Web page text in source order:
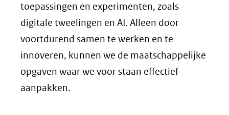
toepassingen en experimenten, zoals
digitale tweelingen en AI. Alleen door
voortdurend samen te werken en te
innoveren, kunnen we de maatschappelijke
opgaven waar we voor staan effectief
aanpakken.